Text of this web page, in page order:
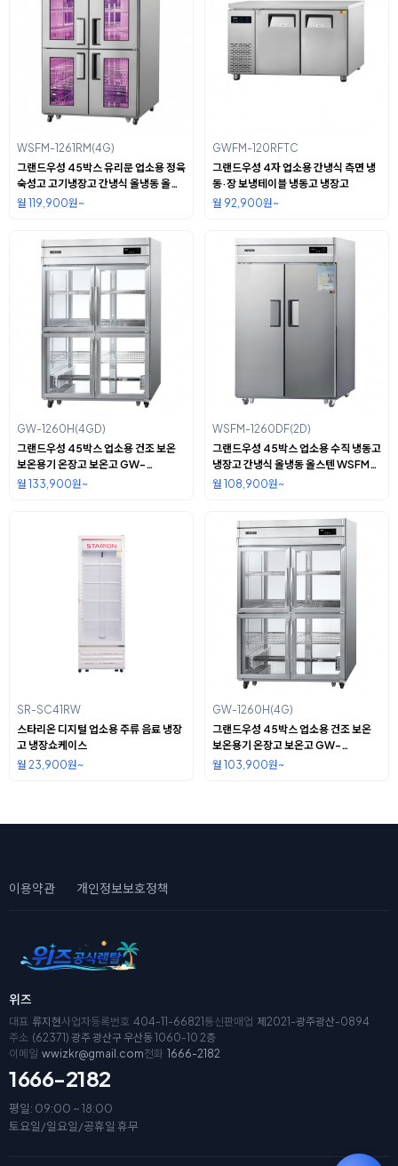
WSFM-1261RM(4G)
그랜드우성 45박스 유리문 업소용 정육
숙성고 고기냉장고 간냉식 올냉동 올스
텐 WSFM-1261RM(4G)
월 119,900원~
GWFM-120RFTC
그랜드우성 4자 업소용 간냉식 측면 냉
동·장 보냉테이블 냉동고 냉장고
월 92,900원~
GW-1260H(4GD)
그랜드우성 45박스 업소용 건조 보온
보온용기 온장고 보온고 GW-
1260H(4GD)
월 133,900원~
WSFM-1260DF(2D)
그랜드우성 45박스 업소용 수직 냉동고
냉장고 간냉식 올냉동 올스텐 WSFM-
1260DF(2D)
월 108,900원~
SR-SC41RW
스타리온 디지털 업소용 주류 음료 냉장
고 냉장쇼케이스
월 23,900원~
GW-1260H(4G)
그랜드우성 45박스 업소용 건조 보온
보온용기 온장고 보온고 GW-
1260H(4G)
월 103,900원~
이용약관 개인정보보호정책
위즈
대표 류지현사업자등록번호 404-11-66821 통신판매업 제2021-광주광산-0894
주소 (62371) 광주 광산구 우산동 1060-10 2층
이메일 wwizkr@gmail.com전화 1666-2182
1666-2182
평일: 09:00 ~ 18:00
토요일/일요일/공휴일 휴무